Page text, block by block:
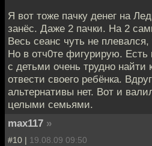
Я вот тоже пачку денег на
занёс. Даже 2 пачки. На 2
Весь сеанс чуть не
Но в отч0те фигурирую.
с детьми очень трудно найти
отвести своего ребёнка.
альтернативы нет. Вот и
целыми семьями.
max117 »
#10 | 19.08.09 09:50